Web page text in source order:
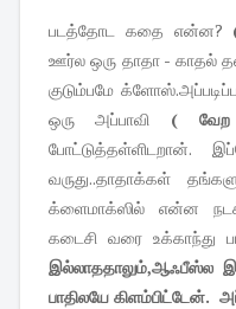
படத்தோட கதை என்ன?
ஊர்ல ஒரு தாதா - காதல்
குடும்பமே
ஒரு அப்பாவி (
போட்டுத்தள்ளிடறான்.
வருது..தாதாக்கள்
க்ளைமாக்ஸில் என்ன
கடைசி வரை உக்காந்து
இல்லாததாலும்,ஆஃபீஸ்ல
பாதிலயே கிளம்பிட்டேன்.